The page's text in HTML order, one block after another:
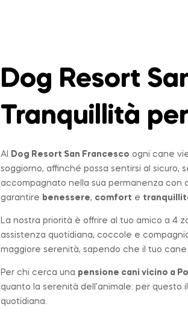
Dog Resort
Tranquillità
Al Dog Resort San Francesco ogni cane
soggiorno, affinché possa sentirsi al
accompagnato nella sua permanenza con
garantire benessere, comfort e
La nostra priorità è offrire al tuo amico a 4
assistenza quotidiana, coccole e
maggiore serenità, sapendo che il tuo
Per chi cerca una pensione cani vicino a
quanto la serenità dell’animale: per
quotidiana.